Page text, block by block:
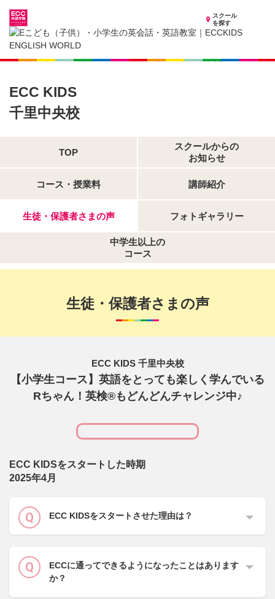
スクール
を探す
大阪府の子供英会話・英語教室
子供（小学生）英会話・英語教室 ECCKIDS 千里中央校
生徒・保護者さまの声
ECC KIDS
千里中央校
TOP
スクールからの
お知らせ
コース・授業料 講師紹介
生徒・保護者さまの声 フォトギャラリー
中学生以上の
コース
生徒・保護者さまの声
ECC KIDS 千里中央校
【小学生コース】英語をとっても楽しく学んでいる
Rちゃん！英検®もどんどんチャレンジ中♪
ECC KIDSをスタートした時期
2025年4月
ECC KIDSをスタートさせた理由は？
ECCに通ってできるようになったことはあります
か？